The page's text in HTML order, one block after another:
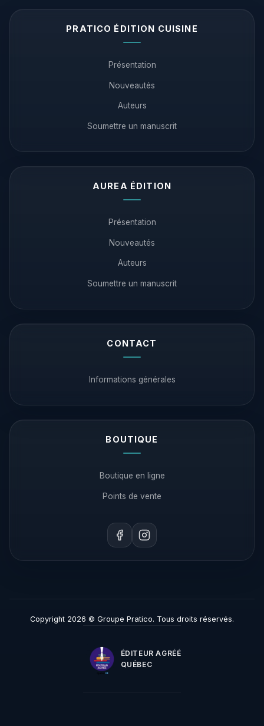
PRATICO ÉDITION CUISINE
Présentation
Nouveautés
Auteurs
Soumettre un manuscrit
AUREA ÉDITION
Présentation
Nouveautés
Auteurs
Soumettre un manuscrit
CONTACT
Informations générales
BOUTIQUE
Boutique en ligne
Points de vente
Copyright 2026 © Groupe Pratico. Tous droits réservés.
ÉDITEUR AGRÉÉ
QUÉBEC